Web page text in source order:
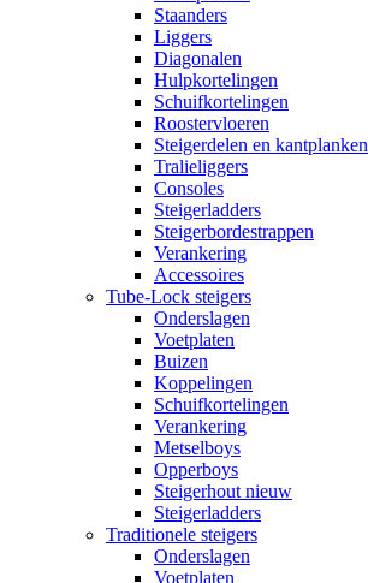
Staanders
Liggers
Diagonalen
Hulpkortelingen
Schuifkortelingen
Roostervloeren
Steigerdelen en kantplanken
Tralieliggers
Consoles
Steigerladders
Steigerbordestrappen
Verankering
Accessoires
Tube-Lock steigers
Onderslagen
Voetplaten
Buizen
Koppelingen
Schuifkortelingen
Verankering
Metselboys
Opperboys
Steigerhout nieuw
Steigerladders
Traditionele steigers
Onderslagen
Voetplaten